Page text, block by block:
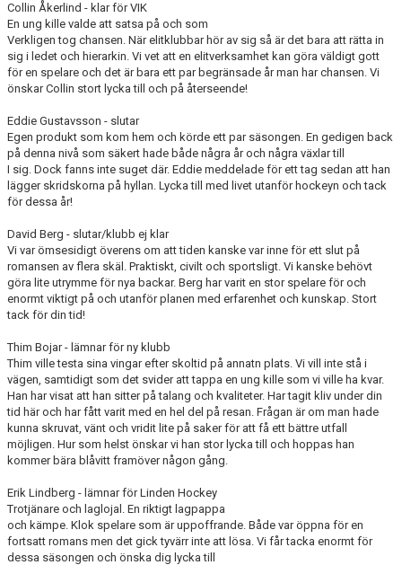
MATCHER
ISSCHEMA
BOKA LOGE OCH MAT
DEN BLÅVITA VÄGEN
BILJETTER
A-LAGETS MATCHER 25/26
SVENSK HOCKEYTV
SUPPORTERKLUBBEN
MEDLEMSSKAP
ENKRONASMATCH 2026
Collin Åkerlind - klar för VIK
En ung kille valde att satsa på och som
Verkligen tog chansen. När elitklubbar hör av sig så är det bara att rätta in
sig i ledet och hierarkin. Vi vet att en elitverksamhet kan göra väldigt gott
för en spelare och det är bara ett par begränsade år man har chansen. Vi
önskar Collin stort lycka till och på återseende!
Eddie Gustavsson - slutar
Egen produkt som kom hem och körde ett par säsongen. En gedigen back
på denna nivå som säkert hade både några år och några växlar till
I sig. Dock fanns inte suget där. Eddie meddelade för ett tag sedan att han
lägger skridskorna på hyllan. Lycka till med livet utanför hockeyn och tack
för dessa år!
David Berg - slutar/klubb ej klar
Vi var ömsesidigt överens om att tiden kanske var inne för ett slut på
romansen av flera skäl. Praktiskt, civilt och sportsligt. Vi kanske behövt
göra lite utrymme för nya backar. Berg har varit en stor spelare för och
enormt viktigt på och utanför planen med erfarenhet och kunskap. Stort
tack för din tid!
Thim Bojar - lämnar för ny klubb
Thim ville testa sina vingar efter skoltid på annatn plats. Vi vill inte stå i
vägen, samtidigt som det svider att tappa en ung kille som vi ville ha kvar.
Han har visat att han sitter på talang och kvaliteter. Har tagit kliv under din
tid här och har fått varit med en hel del på resan. Frågan är om man hade
kunna skruvat, vänt och vridit lite på saker för att få ett bättre utfall
möjligen. Hur som helst önskar vi han stor lycka till och hoppas han
kommer bära blåvitt framöver någon gång.
Erik Lindberg - lämnar för Linden Hockey
Trotjänare och laglojal. En riktigt lagpappa
och kämpe. Klok spelare som är uppoffrande. Både var öppna för en
fortsatt romans men det gick tyvärr inte att lösa. Vi får tacka enormt för
dessa säsongen och önska dig lycka till